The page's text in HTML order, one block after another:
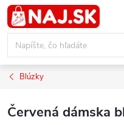
Prejsť
na
obsah
Blúzky
Červená dámska